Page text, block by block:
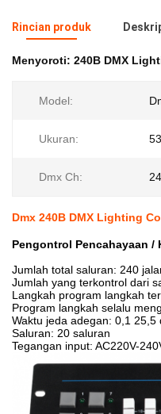
Rincian produk
Menyoroti: 240B DMX
Model:
Ukuran:
Dmx Ch:
Dmx 240B DMX Lighting
Pengontrol Pencahayaan /
Jumlah total saluran: 240
Jumlah yang terkontrol dari
Langkah program langkah
Program langkah selalu
Waktu jeda adegan: 0,1 25,5
Saluran: 20 saluran
Tegangan input: AC220V-